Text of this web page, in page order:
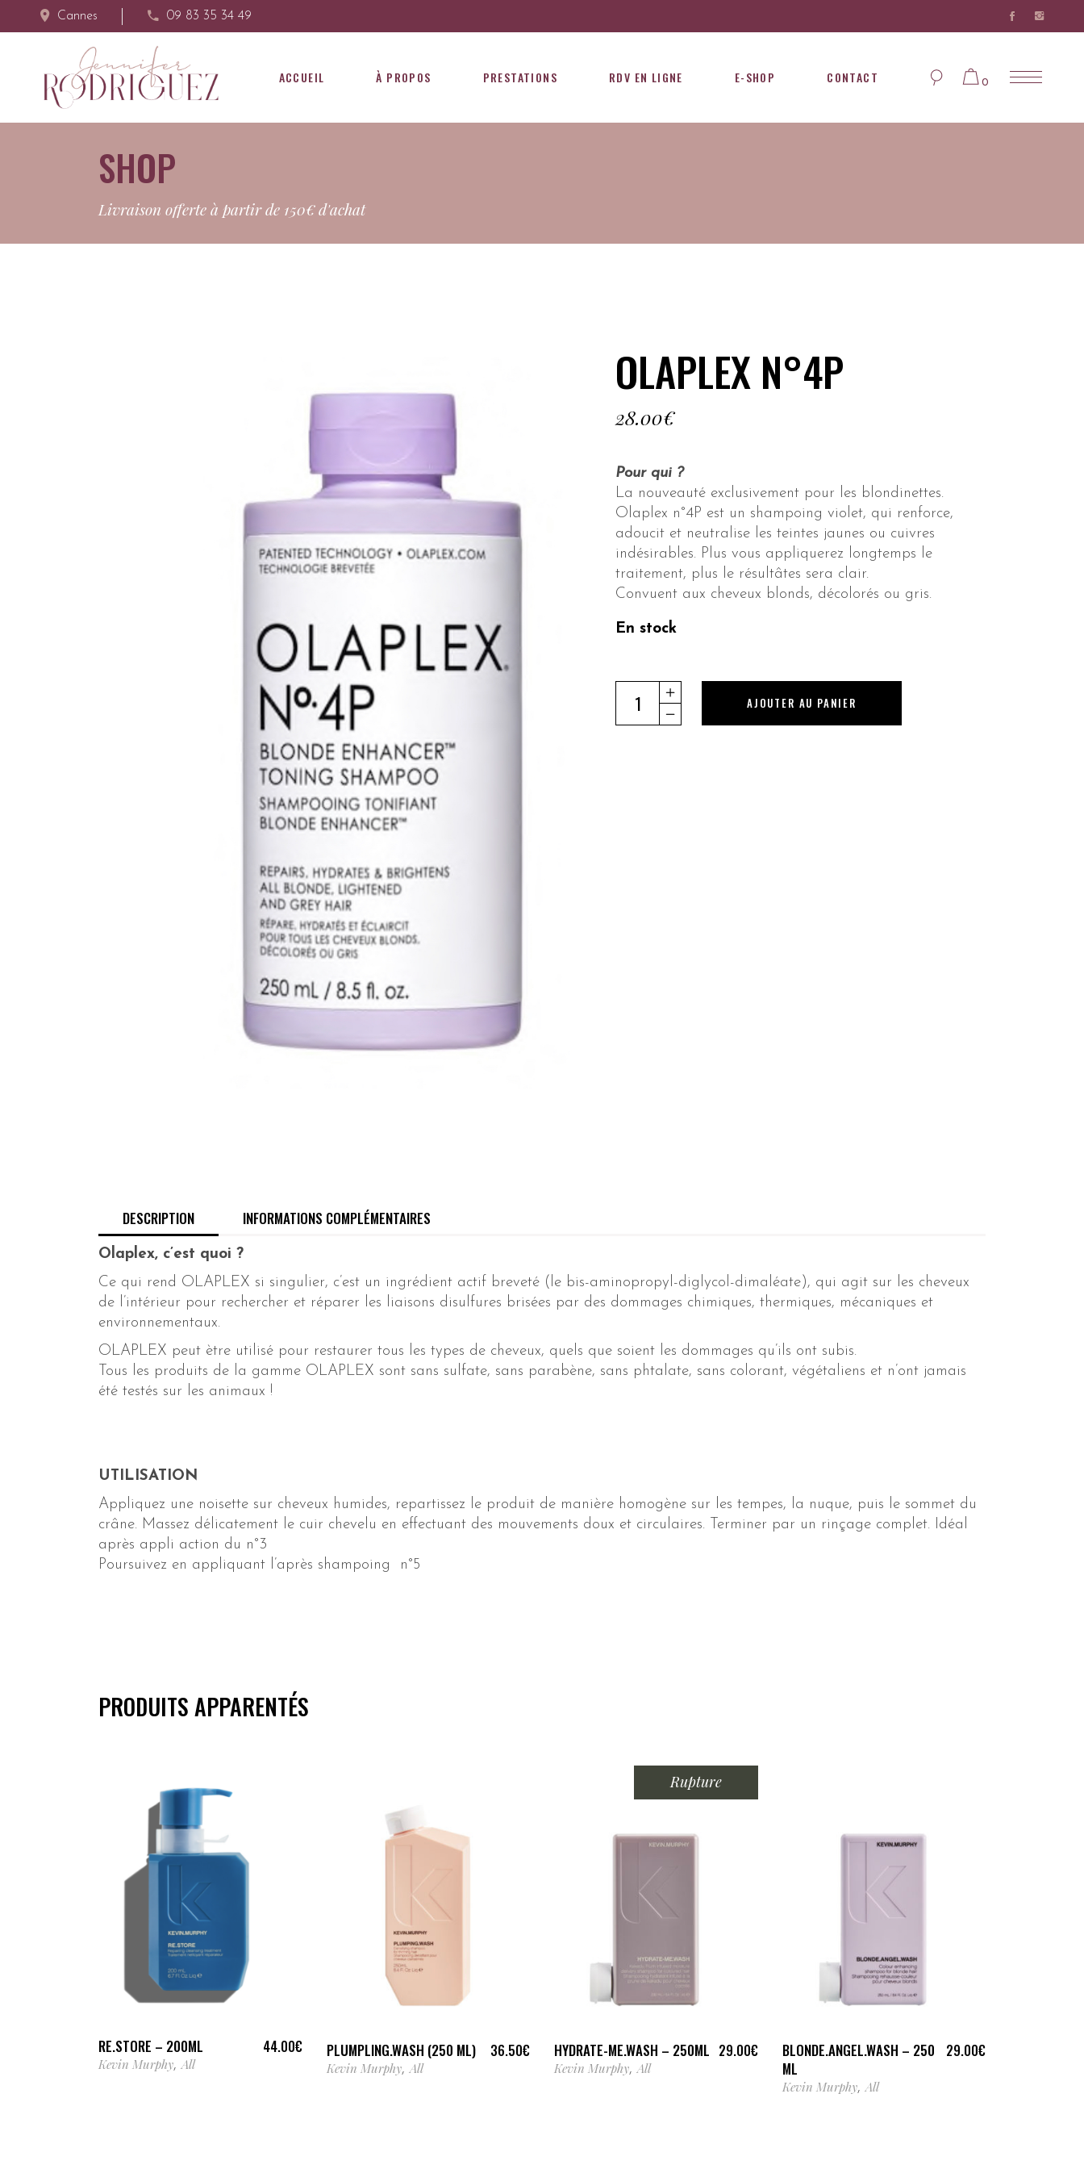
Cannes 09 83 35 34 49
ACCUEIL À PROPOS PRESTATIONS RDV EN LIGNE E-SHOP CONTACT 0
SHOP
Livraison offerte à partir de 150€ d'achat
OLAPLEX N°4P
28.00€
Pour qui ?
La nouveauté exclusivement pour les blondinettes.
Olaplex n°4P est un shampoing violet, qui renforce,
adoucit et neutralise les teintes jaunes ou cuivres
indésirables. Plus vous appliquerez longtemps le
traitement, plus le résultâtes sera clair.
Convuent aux cheveux blonds, décolorés ou gris.
En stock
OLAPLEX
N°4P
quantity
AJOUTER AU PANIER
DESCRIPTION INFORMATIONS COMPLÉMENTAIRES
Olaplex, c’est quoi ?
Ce qui rend OLAPLEX si singulier, c’est un ingrédient actif breveté (le bis-aminopropyl-diglycol-dimaléate), qui agit sur les cheveux
de l’intérieur pour rechercher et réparer les liaisons disulfures brisées par des dommages chimiques, thermiques, mécaniques et
environnementaux.
OLAPLEX peut ètre utilisé pour restaurer tous les types de cheveux, quels que soient les dommages qu’ils ont subis.
Tous les produits de la gamme OLAPLEX sont sans sulfate, sans parabène, sans phtalate, sans colorant, végétaliens et n’ont jamais
été testés sur les animaux !
UTILISATION
Appliquez une noisette sur cheveux humides, repartissez le produit de manière homogène sur les tempes, la nuque, puis le sommet du
crâne. Massez délicatement le cuir chevelu en effectuant des mouvements doux et circulaires. Terminer par un rinçage complet. Idéal
après appli action du n°3
Poursuivez en appliquant l’après shampoing n°5
PRODUITS APPARENTÉS
AJOUTER AU PANIER
RE.STORE – 200ML 44.00€
Kevin Murphy,All
AJOUTER AU PANIER
PLUMPLING.WASH (250 ML) 36.50€
Kevin Murphy,All
Rupture
LIRE LA SUITE
HYDRATE-ME.WASH – 250ML 29.00€
Kevin Murphy,All
AJOUTER AU PANIER
BLONDE.ANGEL.WASH – 250
ML
29.00€
Kevin Murphy,All